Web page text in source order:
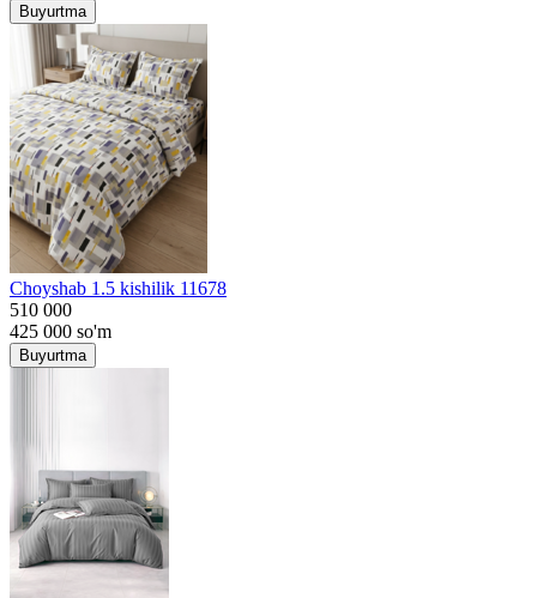
Buyurtma
Choyshab 1.5 kishilik 11678
510 000
425 000 so'm
Buyurtma